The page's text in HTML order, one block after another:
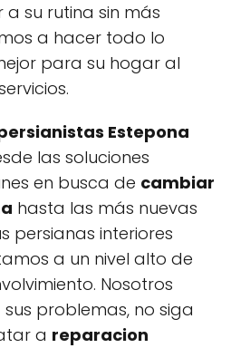
su rutina sin más
a hacer todo lo
para su hogar al
Estepona
las soluciones
en busca de cambiar
hasta las más nuevas
persianas interiores
a un nivel alto de
Nosotros
problemas, no siga
a reparacion